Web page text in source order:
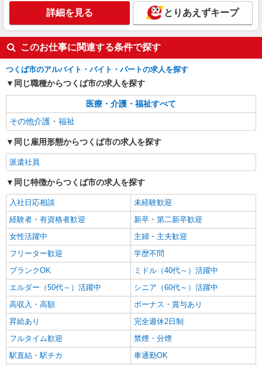
詳細を見る とりあえずキープ
このお仕事に関連する条件で探す
つくば市のアルバイト・バイト・パートの求人を探す
同じ職種からつくば市の求人を探す
医療・介護・福祉すべて
その他介護・福祉
同じ雇用形態からつくば市の求人を探す
派遣社員
同じ特徴からつくば市の求人を探す
入社日応相談
未経験歓迎
経験者・有資格者歓迎
新卒・第二新卒歓迎
女性活躍中
主婦・主夫歓迎
フリーター歓迎
学歴不問
ブランクOK
ミドル（40代～）活躍中
エルダー（50代～）活躍中
シニア（60代～）活躍中
高収入・高額
ボーナス・賞与あり
昇給あり
完全週休2日制
フルタイム歓迎
禁煙・分煙
駅直結・駅チカ
車通勤OK